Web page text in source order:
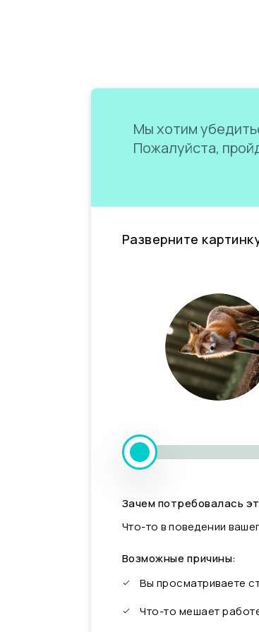
Мы хотим
Пожалуйста,
Разверните
Зачем потребовалась
Что-то в поведении
Возможные причины:
Вы просматриваете
Что-то мешает